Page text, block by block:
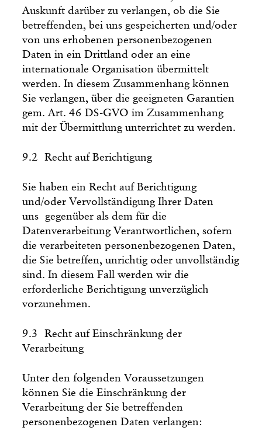
Auskunft darüber zu verlangen, ob die Sie
betreffenden, bei uns gespeicherten und/oder
von uns erhobenen personenbezogenen
Daten in ein Drittland oder an eine
internationale Organisation übermittelt
werden. In diesem Zusammenhang können
Sie verlangen, über die geeigneten Garantien
gem. Art. 46 DS-GVO im Zusammenhang
mit der Übermittlung unterrichtet zu werden.
9.2 Recht auf Berichtigung
Sie haben ein Recht auf Berichtigung
und/oder Vervollständigung Ihrer Daten
uns gegenüber als dem für die
Datenverarbeitung Verantwortlichen, sofern
die verarbeiteten personenbezogenen Daten,
die Sie betreffen, unrichtig oder unvollständig
sind. In diesem Fall werden wir die
erforderliche Berichtigung unverzüglich
vorzunehmen.
9.3 Recht auf Einschränkung der
Verarbeitung
Unter den folgenden Voraussetzungen
können Sie die Einschränkung der
Verarbeitung der Sie betreffenden
personenbezogenen Daten verlangen: